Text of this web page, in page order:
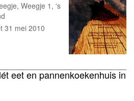
Weegje 1, 's
31 mei 2010
eet en pannenkoekenhuis in